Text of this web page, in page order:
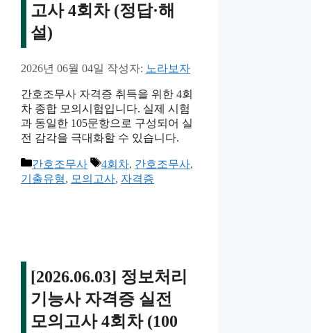
고사 4회차 (정답·해
설)
2026년 06월 04일 작성자: 노라보자
간호조무사 자격증 취득을 위한 4회
차 종합 모의시험입니다. 실제 시험
과 동일한 105문항으로 구성되어 실
전 감각을 극대화할 수 있습니다.
카
테
간호조무사
태
그
4회차, 간호조무사,
기출유형, 모의고사, 자격증
[2026.06.03] 정보처리
기능사 자격증 실전
모의고사 4회차 (100